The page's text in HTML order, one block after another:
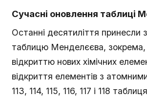
Сучасні оновлення таблиці
Останні десятиліття принесли
таблицю Менделєєва, зокрема,
відкриттю нових хімічних
відкриття елементів з
113, 114, 115, 116, 117 і 118